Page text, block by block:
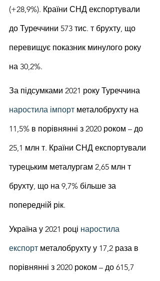
(+28,9%). Країни СНД експортували
до Туреччини 573 тис. т брухту, що
перевищує показник минулого року
на 30,2%.
За підсумками 2021 року Туреччина
наростила імпорт металобрухту на
11,5% в порівнянні з 2020 роком – до
25,1 млн т. Країни СНД експортували
турецьким металургам 2,65 млн т
брухту, що на 9,7% більше за
попередній рік.
Україна у 2021 році наростила
експорт металобрухту у 17,2 раза в
порівнянні з 2020 роком – до 615,7